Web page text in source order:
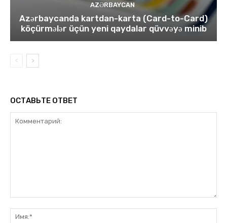
AZƏRBAYCAN
Azərbaycanda kartdan-karta (Card-to-Card)
köçürmələr üçün yeni qaydalar qüvvəyə minib
ОСТАВЬТЕ ОТВЕТ